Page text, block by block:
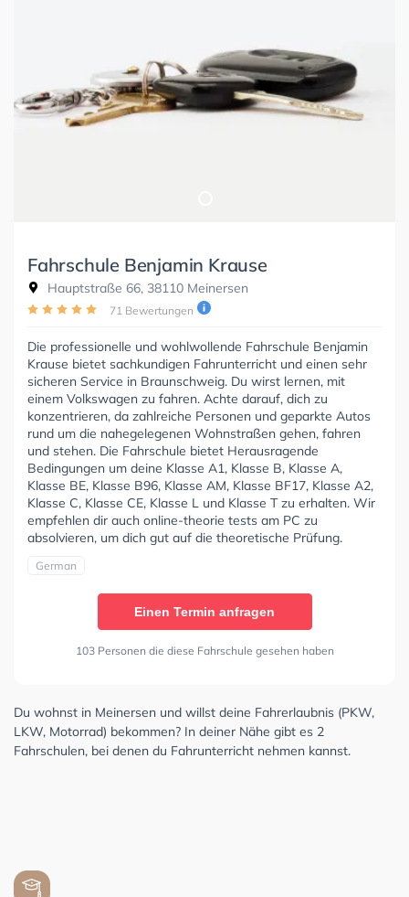
Fahrschule Benjamin Krause
Hauptstraße 66, 38110 Meinersen
71 Bewertungen
Die professionelle und wohlwollende Fahrschule Benjamin
Krause bietet sachkundigen Fahrunterricht und einen sehr
sicheren Service in Braunschweig. Du wirst lernen, mit
einem Volkswagen zu fahren. Achte darauf, dich zu
konzentrieren, da zahlreiche Personen und geparkte Autos
rund um die nahegelegenen Wohnstraßen gehen, fahren
und stehen. Die Fahrschule bietet Herausragende
Bedingungen um deine Klasse A1, Klasse B, Klasse A,
Klasse BE, Klasse B96, Klasse AM, Klasse BF17, Klasse A2,
Klasse C, Klasse CE, Klasse L und Klasse T zu erhalten. Wir
empfehlen dir auch online-theorie tests am PC zu
absolvieren, um dich gut auf die theoretische Prüfung.
German
Einen Termin anfragen
103 Personen die diese Fahrschule gesehen haben
Du wohnst in Meinersen und willst deine Fahrerlaubnis (PKW,
LKW, Motorrad) bekommen? In deiner Nähe gibt es 2
Fahrschulen, bei denen du Fahrunterricht nehmen kannst.